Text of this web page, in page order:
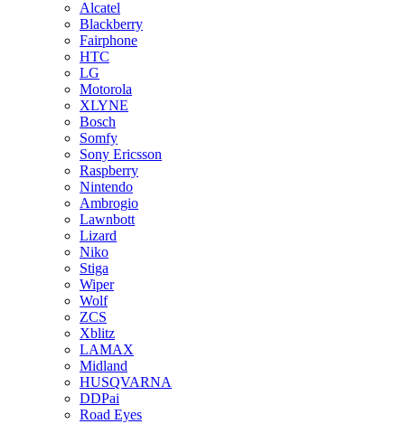
Alcatel
Blackberry
Fairphone
HTC
LG
Motorola
XLYNE
Bosch
Somfy
Sony Ericsson
Raspberry
Nintendo
Ambrogio
Lawnbott
Lizard
Niko
Stiga
Wiper
Wolf
ZCS
Xblitz
LAMAX
Midland
HUSQVARNA
DDPai
Road Eyes